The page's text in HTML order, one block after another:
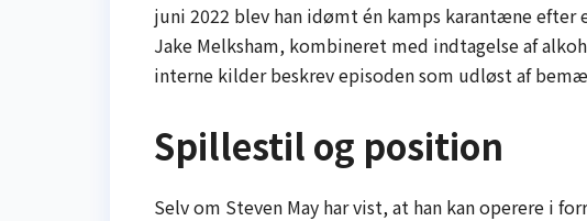
juni 2022 blev han idømt én kamps karantæne
Jake Melksham, kombineret med indtagelse af
interne kilder beskrev episoden som udløst af
Spillestil og position
Selv om Steven May har vist, at han kan operere i